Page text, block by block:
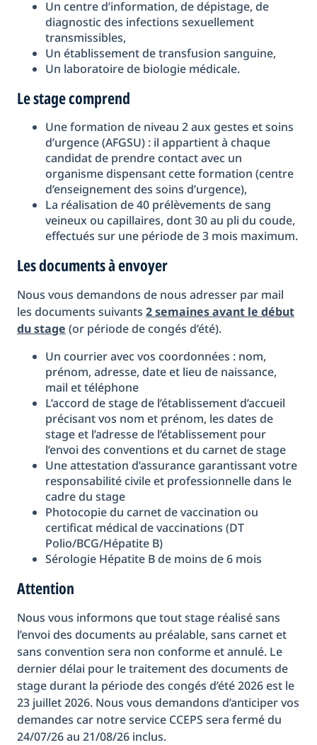
Un centre d’information, de dépistage, de
diagnostic des infections sexuellement
transmissibles,
Un établissement de transfusion sanguine,
Un laboratoire de biologie médicale.
Le stage comprend
Une formation de niveau 2 aux gestes et soins
d’urgence (AFGSU) : il appartient à chaque
candidat de prendre contact avec un
organisme dispensant cette formation (centre
d’enseignement des soins d’urgence),
La réalisation de 40 prélèvements de sang
veineux ou capillaires, dont 30 au pli du coude,
effectués sur une période de 3 mois maximum.
Les documents à envoyer
Nous vous demandons de nous adresser par mail
les documents suivants 2 semaines avant le début
du stage (or période de congés d’été).
Un courrier avec vos coordonnées : nom,
prénom, adresse, date et lieu de naissance,
mail et téléphone
L’accord de stage de l’établissement d’accueil
précisant vos nom et prénom, les dates de
stage et l’adresse de l’établissement pour
l’envoi des conventions et du carnet de stage
Une attestation d’assurance garantissant votre
responsabilité civile et professionnelle dans le
cadre du stage
Photocopie du carnet de vaccination ou
certificat médical de vaccinations (DT
Polio/BCG/Hépatite B)
Sérologie Hépatite B de moins de 6 mois
Attention
Nous vous informons que tout stage réalisé sans
l’envoi des documents au préalable, sans carnet et
sans convention sera non conforme et annulé. Le
dernier délai pour le traitement des documents de
stage durant la période des congés d’été 2026 est le
23 juillet 2026. Nous vous demandons d’anticiper vos
demandes car notre service CCEPS sera fermé du
24/07/26 au 21/08/26 inclus.